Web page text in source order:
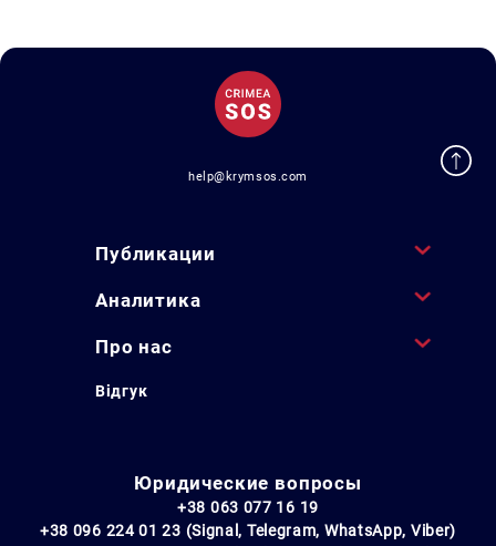
help@krymsos.com
Публикации
Аналитика
Про нас
Відгук
Юридические вопросы
+38 063 077 16 19
+38 096 224 01 23 (Signal, Telegram, WhatsApp, Viber)